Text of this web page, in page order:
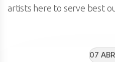
artists here to serve best
07